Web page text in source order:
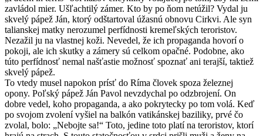
zavládol mier. Ušľachtilý zámer. Kto by po ňom netúžil? Vydal ju
skvelý pápež Ján, ktorý odštartoval úžasnú obnovu Cirkvi. Ale syn
talianskej matky nerozumel perfídnosti kremeľských teroristov.
Nezažil ju na vlastnej koži. Nevedel, že ich propaganda hovorí o
pokoji, ale ich skutky a zámery sú celkom opačné. Podobne, ako
túto perfídnosť nemal našťastie možnosť spoznať ani terajší, taktiež
skvelý pápež.
To vtedy musel napokon prísť do Ríma človek spoza železnej
opony. Poľský pápež Ján Pavol nevzdychal po odzbrojení. On
dobre vedel, koho propaganda, a ako pokrytecky po tom volá. Keď
po svojom zvolení vyšiel na balkón vatikánskej baziliky, prvé čo
zvolal, bolo: „Nebojte sa!“ Toto, jedine toto platí na teroristov, ktorí